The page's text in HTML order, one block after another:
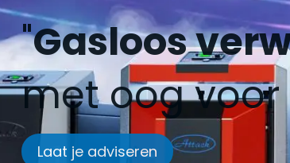
"Gasloos
met oog voor
Laat je adviseren